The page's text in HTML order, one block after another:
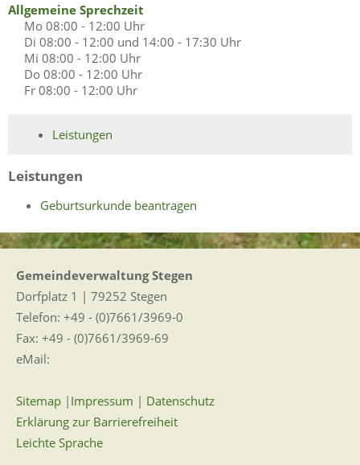
Allgemeine Sprechzeit
Mo 08:00 - 12:00 Uhr
Di 08:00 - 12:00 und 14:00 - 17:30 Uhr
Mi 08:00 - 12:00 Uhr
Do 08:00 - 12:00 Uhr
Fr 08:00 - 12:00 Uhr
Leistungen
Leistungen
Geburtsurkunde beantragen
Gemeindeverwaltung Stegen
Dorfplatz 1 | 79252 Stegen
Telefon: +49 - (0)7661/3969-0
Fax: +49 - (0)7661/3969-69
eMail:
Sitemap | Impressum | Datenschutz
Erklärung zur Barrierefreiheit
Leichte Sprache